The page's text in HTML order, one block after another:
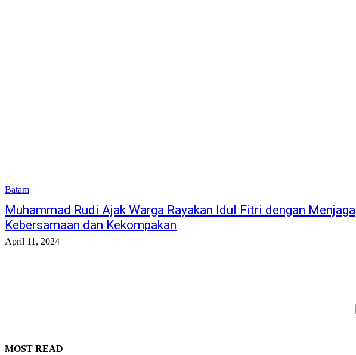
Batam
Muhammad Rudi Ajak Warga Rayakan Idul Fitri dengan Menjaga
Kebersamaan dan Kekompakan
April 11, 2024
MOST READ